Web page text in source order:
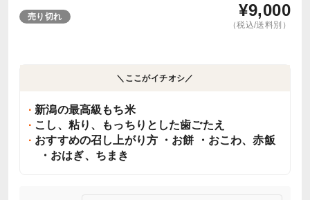
売り切れ ¥9,000
（税込/送料別）
＼ここがイチオシ／
新潟の最高級もち米
こし、粘り、もっちりとした歯ごたえ
おすすめの召し上がり方 ・お餅 ・おこわ、赤飯
・おはぎ、ちまき